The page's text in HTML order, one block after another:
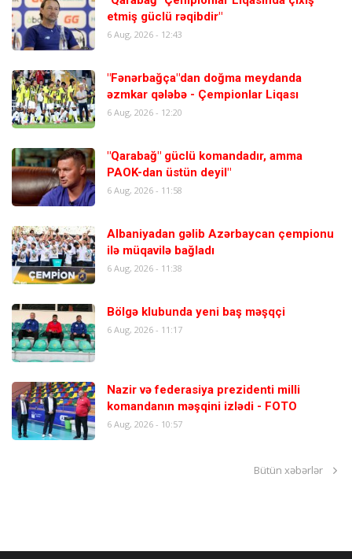
etmiş güclü rəqibdir"
6 Aug, 2026 - 12:43
"Fənərbağça"dan doğma meydanda
əzmkar qələbə - Çempionlar Liqası
6 Aug, 2026 - 12:20
"Qarabağ" güclü komandadır, amma
PAOK-dan üstün deyil"
6 Aug, 2026 - 11:58
Albaniyadan gəlib Azərbaycan çempionu
ilə müqavilə bağladı
6 Aug, 2026 - 11:38
Bölgə klubunda yeni baş məşqçi
6 Aug, 2026 - 11:17
Nazir və federasiya prezidenti milli
komandanın məşqini izlədi - FOTO
6 Aug, 2026 - 10:57
Bütün xəbərlər